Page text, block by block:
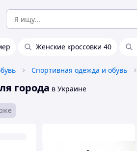
Женские кроссовки 40
Спортивная одежда и обувь
города в Украине